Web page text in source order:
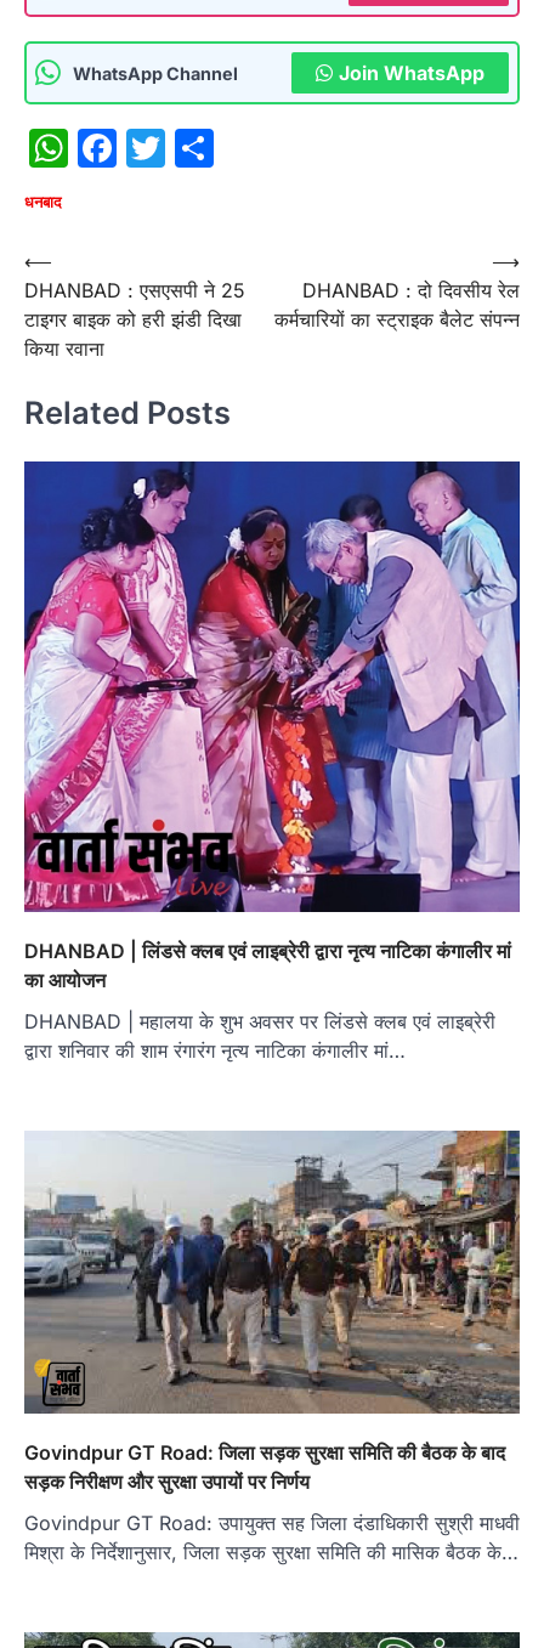
WhatsApp Channel Join WhatsApp
WhatsApp
Facebook
Twitter
धनबाद
Post
navigation
⟵
DHANBAD : एसएसपी ने 25
टाइगर बाइक को हरी झंडी दिखा
किया रवाना
DHANBAD : दो दिवसीय रेल
कर्मचारियों का स्ट्राइक बैलेट संपन्न
⟶
Related Posts
DHANBAD | लिंडसे क्लब एवं लाइब्रेरी द्वारा नृत्य नाटिका कंगालीर मां
का आयोजन
DHANBAD | महालया के शुभ अवसर पर लिंडसे क्लब एवं लाइब्रेरी
द्वारा शनिवार की शाम रंगारंग नृत्य नाटिका कंगालीर मां…
Govindpur GT Road: जिला सड़क सुरक्षा समिति की बैठक के बाद
सड़क निरीक्षण और सुरक्षा उपायों पर निर्णय
Govindpur GT Road: उपायुक्त सह जिला दंडाधिकारी सुश्री माधवी
मिश्रा के निर्देशानुसार, जिला सड़क सुरक्षा समिति की मासिक बैठक के…